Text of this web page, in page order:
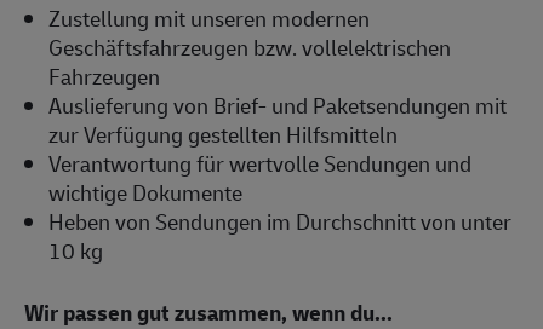
Zustellung mit unseren modernen
Geschäftsfahrzeugen bzw. vollelektrischen
Fahrzeugen
Auslieferung von Brief- und Paketsendungen mit
zur Verfügung gestellten Hilfsmitteln
Verantwortung für wertvolle Sendungen und
wichtige Dokumente
Heben von Sendungen im Durchschnitt von unter
10 kg
Wir passen gut zusammen, wenn du...